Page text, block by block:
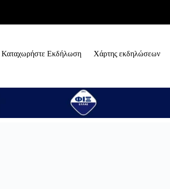
Καταχωρήστε Εκδήλωση Χάρτης εκδηλώσεων